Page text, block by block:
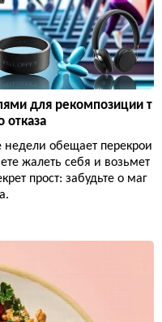
для рекомпозиции т
отказа
обещает перекрои
жалеть себя и возьмет
прост: забудьте о маг